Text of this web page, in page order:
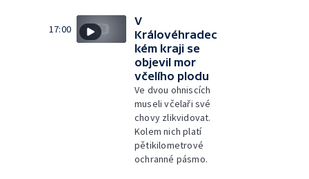
17:00
V
Královéhradec
kém kraji se
objevil mor
včelího plodu
Ve dvou ohniscích
museli včelaři své
chovy zlikvidovat.
Kolem nich platí
pětikilometrové
ochranné pásmo.